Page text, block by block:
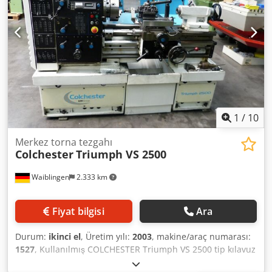
1 / 10
Waiblingen 2.333 km
Merkez torna tezgahı
ColchesterTriumph VS 2500
Fiyat bilgisi Ara
Durum: ikinci el, Üretim yılı: 2003, makine/araç numarası:
1527, Kullanılmış COLCHESTER Triumph VS 2500 tip kılavuz
ve sürgülü torna tezgahı Punta yüksekliği: 195 mm